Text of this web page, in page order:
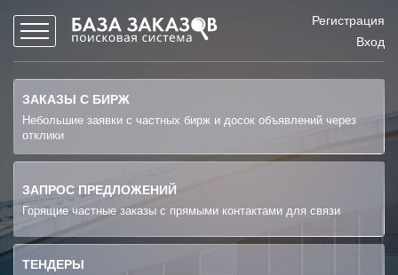
Регистрация
Вход
ЗАКАЗЫ С БИРЖ
Небольшие заявки с частных бирж и досок объявлений через
отклики
ЗАПРОС ПРЕДЛОЖЕНИЙ
Горящие частные заказы с прямыми контактами для связи
ТЕНДЕРЫ